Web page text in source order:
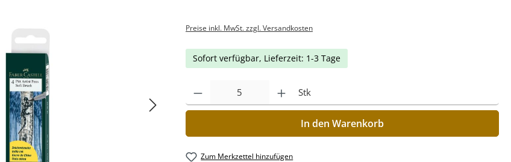
Preise inkl. MwSt. zzgl. Versandkosten
Sofort verfügbar, Lieferzeit: 1-3 Tage
Stk
In den Warenkorb
Zum Merkzettel hinzufügen